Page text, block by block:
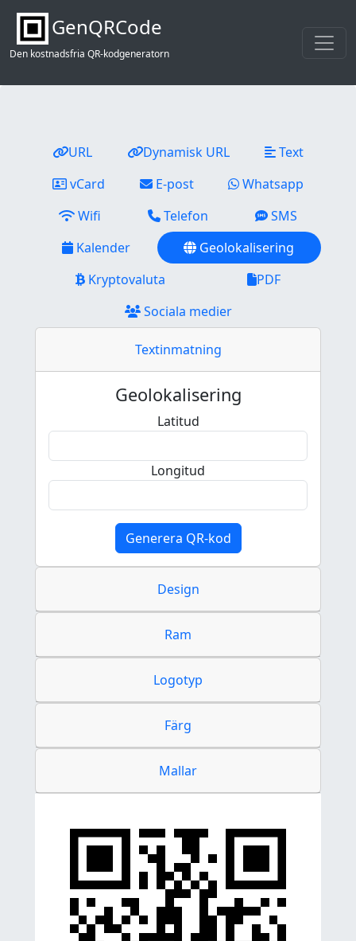
GenQRCode
Den kostnadsfria QR-kodgeneratorn
URL Dynamisk URL
Text
vCard
E-post
Whatsapp
Wifi
Telefon
SMS
Kalender
Geolokalisering
Kryptovaluta
PDF
Sociala medier
Textinmatning
Geolokalisering
Latitud
Longitud
Generera QR-kod
Design
Ram
Logotyp
Färg
Mallar